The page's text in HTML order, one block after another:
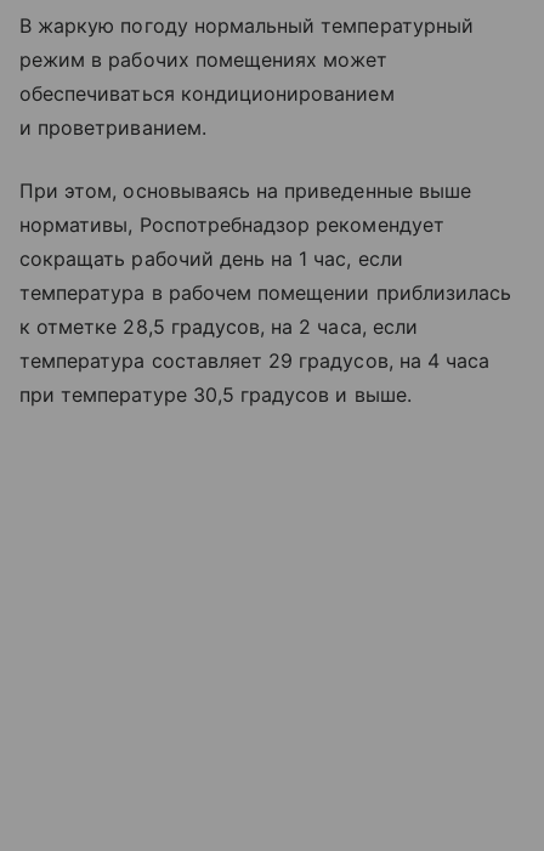
В жаркую погоду нормальный температурный
режим в рабочих помещениях может
обеспечиваться кондиционированием
и проветриванием.
При этом, основываясь на приведенные выше
нормативы, Роспотребнадзор рекомендует
сокращать рабочий день на 1 час, если
температура в рабочем помещении приблизилась
к отметке 28,5 градусов, на 2 часа, если
температура составляет 29 градусов, на 4 часа
при температуре 30,5 градусов и выше.